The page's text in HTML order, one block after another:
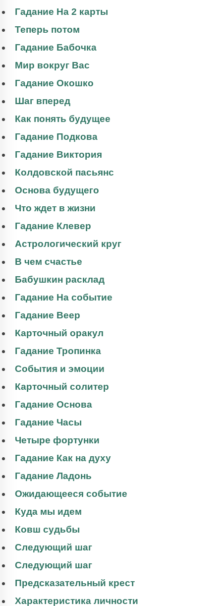
Гадание На 2 карты
Теперь потом
Гадание Бабочка
Мир вокруг Вас
Гадание Окошко
Шаг вперед
Как понять будущее
Гадание Подкова
Гадание Виктория
Колдовской пасьянс
Основа будущего
Что ждет в жизни
Гадание Клевер
Астрологический круг
В чем счастье
Бабушкин расклад
Гадание На событие
Гадание Веер
Карточный оракул
Гадание Тропинка
События и эмоции
Карточный солитер
Гадание Основа
Гадание Часы
Четыре фортунки
Гадание Как на духу
Гадание Ладонь
Ожидающееся событие
Куда мы идем
Ковш судьбы
Следующий шаг
Следующий шаг
Предсказательный крест
Характеристика личности